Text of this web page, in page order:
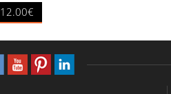
12.00€